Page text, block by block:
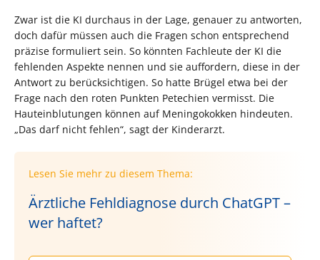
Zwar ist die KI durchaus in der Lage, genauer zu antworten,
doch dafür müssen auch die Fragen schon entsprechend
präzise formuliert sein. So könnten Fachleute der KI die
fehlenden Aspekte nennen und sie auffordern, diese in der
Antwort zu berücksichtigen. So hatte Brügel etwa bei der
Frage nach den roten Punkten Petechien vermisst. Die
Hauteinblutungen können auf Meningokokken hindeuten.
„Das darf nicht fehlen“, sagt der Kinderarzt.
Lesen Sie mehr zu diesem Thema:
Ärztliche Fehldiagnose durch ChatGPT –
wer haftet?